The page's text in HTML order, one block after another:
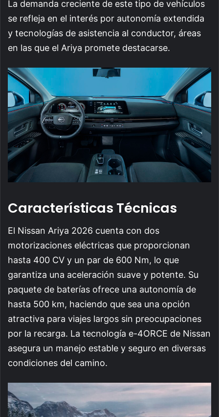
La demanda creciente de este tipo de vehículos
se refleja en el interés por autonomía extendida
y tecnologías de asistencia al conductor, áreas
en las que el Ariya promete destacarse.
Características Técnicas
El Nissan Ariya 2026 cuenta con dos
motorizaciones eléctricas que proporcionan
hasta 400 CV y un par de 600 Nm, lo que
garantiza una aceleración suave y potente. Su
paquete de baterías ofrece una autonomía de
hasta 500 km, haciendo que sea una opción
atractiva para viajes largos sin preocupaciones
por la recarga. La tecnología e-4ORCE de Nissan
asegura un manejo estable y seguro en diversas
condiciones del camino.